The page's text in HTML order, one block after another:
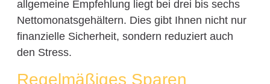
allgemeine Empfehlung liegt bei drei bis sechs
Nettomonatsgehältern. Dies gibt Ihnen nicht nur
finanzielle Sicherheit, sondern reduziert auch
den Stress.
Regelmäßiges Sparen